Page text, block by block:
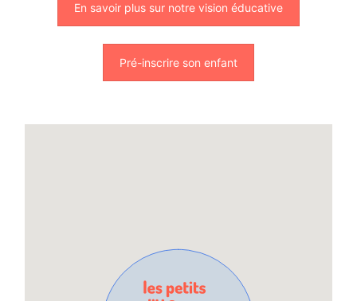
En savoir plus sur notre vision éducative
Pré-inscrire son enfant